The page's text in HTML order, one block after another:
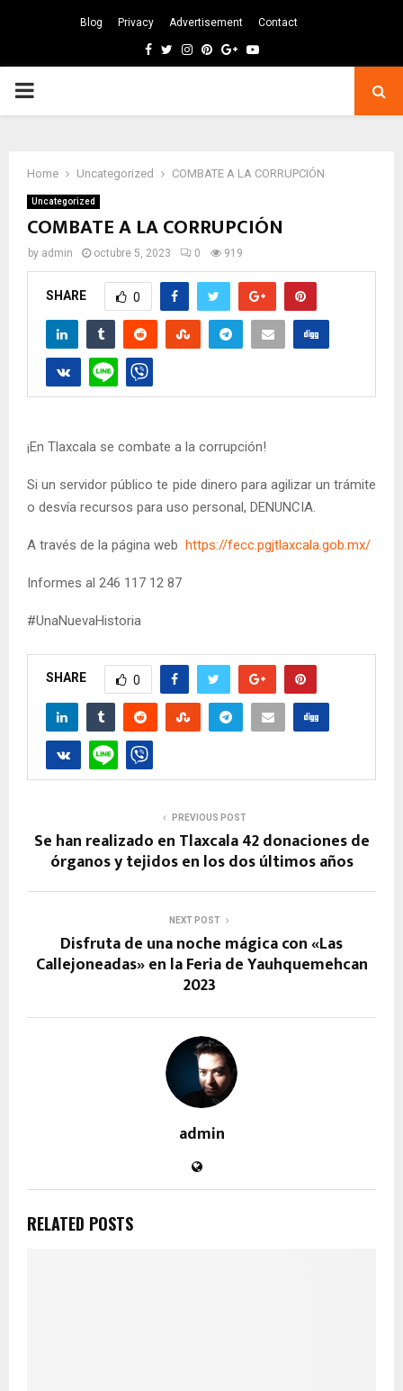
Blog Privacy Advertisement Contact
Facebook
TwitterInstagram
Pinterest
GoogleYoutube
PRIMARY
Home Uncategorized COMBATE A LA CORRUPCIÓN
Uncategorized
COMBATE A LA CORRUPCIÓN
by admin octubre 5, 2023 0 919
SHARE 0
¡En Tlaxcala se combate a la corrupción!
Si un servidor público te pide dinero para agilizar un trámite
o desvía recursos para uso personal, DENUNCIA.
A través de la página web https://fecc.pgjtlaxcala.gob.mx/
Informes al 246 117 12 87
#UnaNuevaHistoria
SHARE 0
PREVIOUS POST
Se han realizado en Tlaxcala 42 donaciones de
órganos y tejidos en los dos últimos años
NEXT POST
Disfruta de una noche mágica con «Las
Callejoneadas» en la Feria de Yauhquemehcan
2023
admin
RELATED POSTS